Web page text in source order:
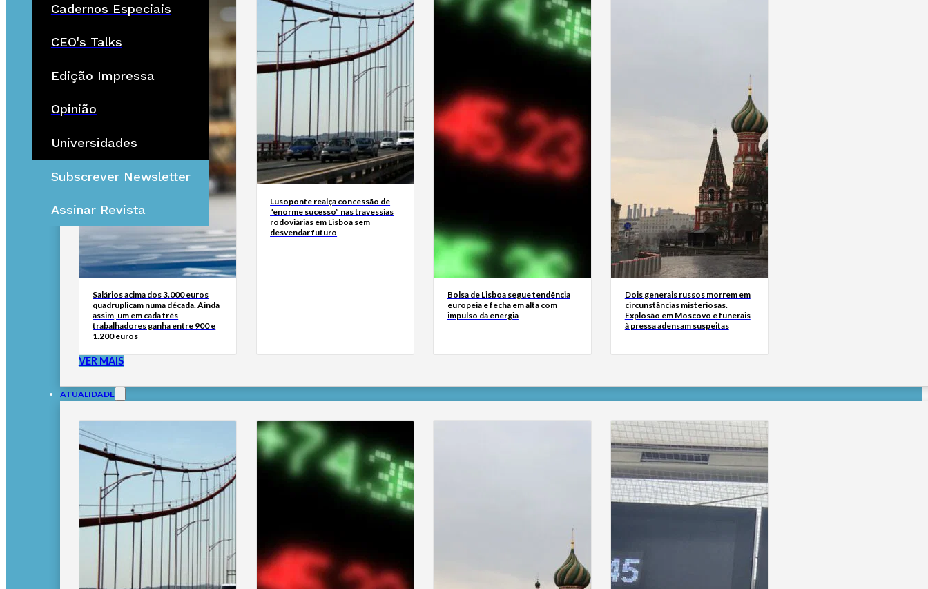
Cadernos Especiais
CEO's Talks
Edição Impressa
Opinião
Universidades
Subscrever Newsletter
Assinar Revista
Salários acima dos 3.000 euros
quadruplicam numa década. Ainda
assim, um em cada três
trabalhadores ganha entre 900 e
1.200 euros
Lusoponte realça concessão de
“enorme sucesso” nas travessias
rodoviárias em Lisboa sem
desvendar futuro
Bolsa de Lisboa segue tendência
europeia e fecha em alta com
impulso da energia
Dois generais russos morrem em
circunstâncias misteriosas.
Explosão em Moscovo e funerais
à pressa adensam suspeitas
VER MAIS
ATUALIDADE